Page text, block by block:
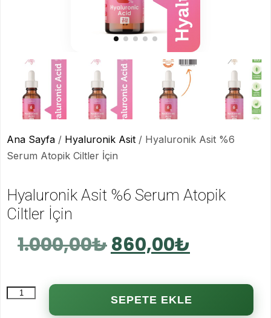
Ana Sayfa / Hyaluronik Asit / Hyaluronik Asit %6
Serum Atopik Ciltler İçin
Hyaluronik Asit %6 Serum Atopik
Ciltler İçin
1.000,00₺860,00₺
SEPETE EKLE
İlk Yardım Çantası
Laktik Asit
Laktik Asit Set
Mandelik Asit
Mandelik Asit Set
Salisilik Set
TCA Set